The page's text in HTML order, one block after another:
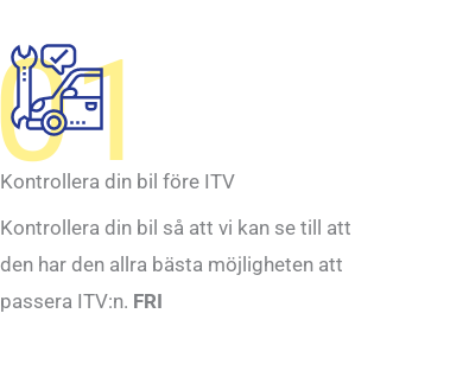
Kontrollera din bil före ITV
Kontrollera din bil så att vi kan se till att
den har den allra bästa möjligheten att
passera ITV:n. FRI